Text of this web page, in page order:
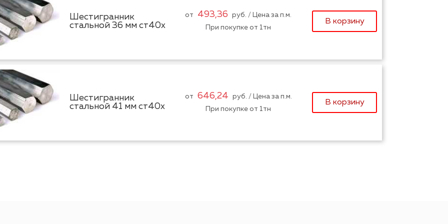
Шестигранник
стальной 36 мм ст40х
от 493,36
руб. / Цена за п.м.
При покупке от 1тн
В корзину
Шестигранник
стальной 41 мм ст40х
от 646,24
руб. / Цена за п.м.
При покупке от 1тн
В корзину